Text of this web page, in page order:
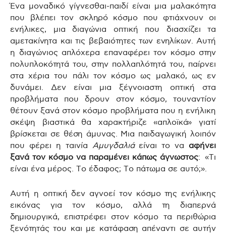
Ένα μοναδικό γίγνεσθαι-παιδί είναι μια μαλακότητα
που βλέπει τον σκληρό κόσμο που φτιάχνουν οι
ενήλικες, μια διαγώνια οπτική που διασχίζει τα
αμετακίνητα και τις βεβαιότητες των ενηλίκων. Αυτή
η διαγώνιος απλόχερα επαναφέρει τον κόσμο στην
πολυπλοκότητά του, στην πολλαπλότητά του, παίρνει
στα χέρια του πάλι τον κόσμο ως μαλακό, ως εν
δυνάμει. Δεν είναι μια ξέγνοιαστη οπτική στα
προβλήματα που δρουν στον κόσμο, τουναντίον
θέτουν ξανά στον κόσμο προβλήματα που η ενήλικη
σκέψη βιαστικά θα χαρακτήριζε «απλοϊκά» γιατί
βρίσκεται σε θέση άμυνας. Μια παιδαγωγική λοιπόν
που φέρει η ταινία Αμυγδαλιάείναι το να αφήνει
ξανά τον κόσμο να παραμένει κάπως άγνωστος: «Τι
είναι ένα μέρος. Το έδαφος; Το πάτωμα σε αυτό;».
Αυτή η οπτική δεν αγνοεί τον κόσμο της ενήλικης
εικόνας για τον κόσμο, αλλά τη διαπερνά
δημιουργικά, επιστρέφει στον κόσμο τα περιθώρια
ξενότητάς του και με κατάφαση απέναντι σε αυτήν